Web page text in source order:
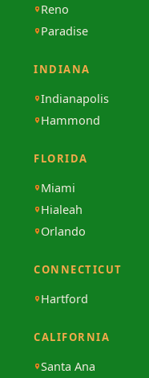
Reno
Paradise
INDIANA
Indianapolis
Hammond
FLORIDA
Miami
Hialeah
Orlando
CONNECTICUT
Hartford
CALIFORNIA
Santa Ana